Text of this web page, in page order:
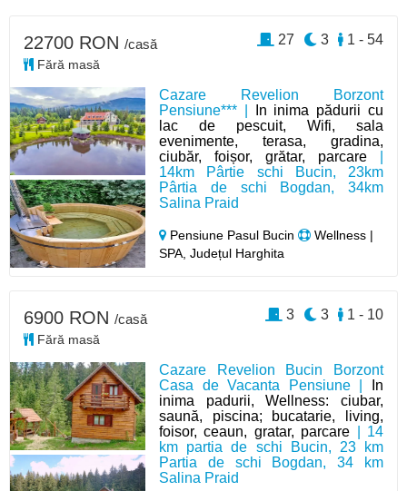
Cazare Revelion Borzont
Pensiune*** |
In inima pădurii cu
lac de pescuit, Wifi, sala
evenimente, terasa, gradina,
ciubăr, foișor, grătar, parcare
14km Pârtie schi Bucin, 23km
Pârtia de schi Bogdan, 34km
Salina Praid
Pensiune Pasul Bucin
Wellness |
SPA, Județul Harghita
22700 RON /casă
Fără masă
1 - 54
3
27
Cazare Revelion Bucin Borzont
Casa de Vacanta Pensiune |
In
inima padurii, Wellness: ciubar,
saună, piscina; bucatarie, living,
foisor, ceaun, gratar, parcare | 14
km partia de schi Bucin, 23 km
Partia de schi Bogdan, 34 km
Salina Praid
6900 RON /casă
Fără masă
1 - 10
3
3